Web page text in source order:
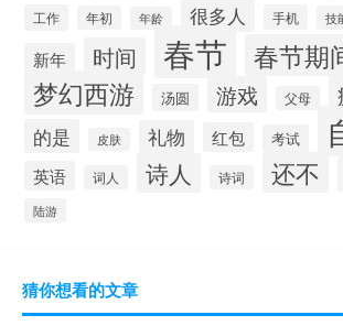
工作 年初 年龄 很多人 手机 技
新年 时间 春节 春节期
梦幻西游 汤圆 游戏 父母
的是 皮肤 礼物 红包 考试
英语 词人 诗人 诗词 还不
陆游
猜你想看的文章